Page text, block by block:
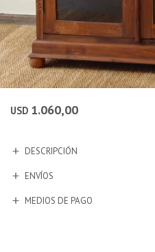
USD 1.060,00
DESCRIPCIÓN
ENVÍOS
MEDIOS DE PAGO